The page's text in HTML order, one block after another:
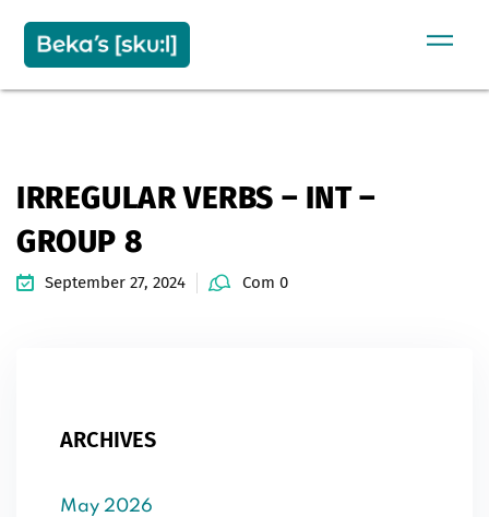
IRREGULAR VERBS – INT –
GROUP 8
September 27, 2024 Com 0
ARCHIVES
May 2026
Sign in